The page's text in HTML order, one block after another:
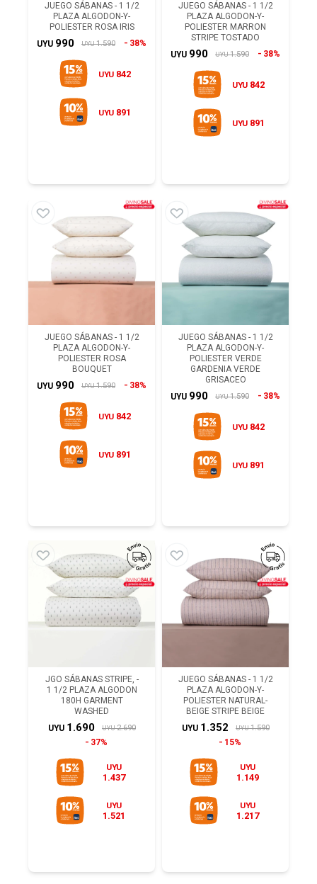
JUEGO SÁBANAS - 1 1/2
PLAZA ALGODON-Y-
POLIESTER ROSA IRIS
UYU 990 UYU 1.590 38%
UYU 842
UYU 891
JUEGO SÁBANAS - 1 1/2
PLAZA ALGODON-Y-
POLIESTER MARRON
STRIPE TOSTADO
UYU 990 UYU 1.590 38%
UYU 842
UYU 891
JUEGO SÁBANAS - 1 1/2
PLAZA ALGODON-Y-
POLIESTER ROSA
BOUQUET
UYU 990 UYU 1.590 38%
UYU 842
UYU 891
JUEGO SÁBANAS - 1 1/2
PLAZA ALGODON-Y-
POLIESTER VERDE
GARDENIA VERDE
GRISACEO
UYU 990 UYU 1.590 38%
UYU 842
UYU 891
JGO SÁBANAS STRIPE, -
1 1/2 PLAZA ALGODON
180H GARMENT
WASHED
UYU 1.690 UYU 2.690
37%
UYU
1.437
UYU
1.521
JUEGO SÁBANAS - 1 1/2
PLAZA ALGODON-Y-
POLIESTER NATURAL-
BEIGE STRIPE BEIGE
UYU 1.352 UYU 1.590
15%
UYU
1.149
UYU
1.217